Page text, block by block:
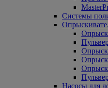
Системы
Насосы для